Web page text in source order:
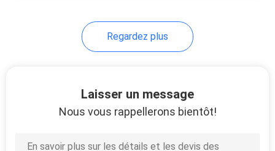
Équipement
nautique
Regardez plus
Laisser un message
Nous vous rappellerons bientôt!